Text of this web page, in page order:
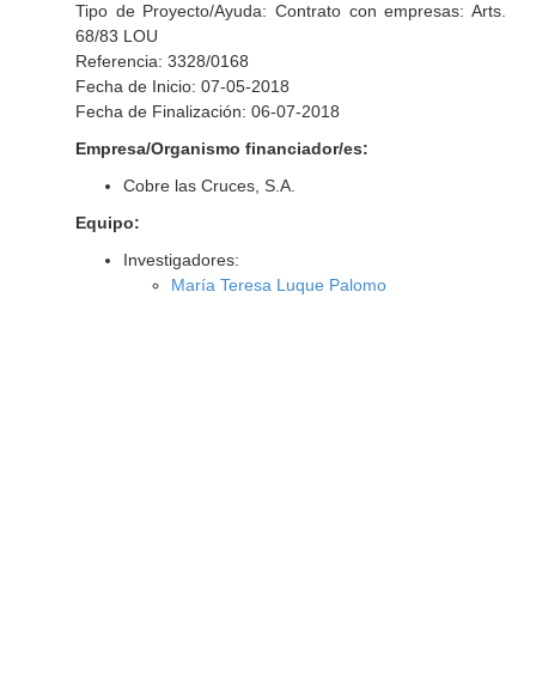
Tipo de Proyecto/Ayuda: Contrato con empresas: Arts.
68/83 LOU
Referencia: 3328/0168
Fecha de Inicio: 07-05-2018
Fecha de Finalización: 06-07-2018
Empresa/Organismo financiador/es:
Cobre las Cruces, S.A.
Equipo:
Investigadores:
María Teresa Luque Palomo